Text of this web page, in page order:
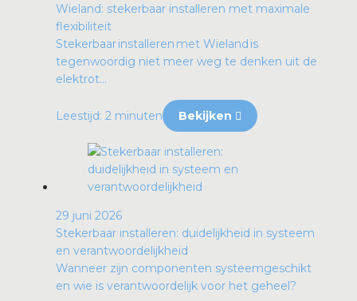
Wieland: stekerbaar installeren met maximale
flexibiliteit
Stekerbaar installeren met Wieland is
tegenwoordig niet meer weg te denken uit de
elektrot...
Leestijd: 2 minuten Bekijken
29 juni 2026
Stekerbaar installeren: duidelijkheid in systeem
en verantwoordelijkheid
Wanneer zijn componenten systeemgeschikt
en wie is verantwoordelijk voor het geheel?